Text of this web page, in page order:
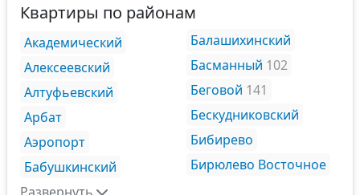
Квартиры по районам
Академический
Алексеевский
Алтуфьевский
Арбат
Аэропорт
Бабушкинский
Балашихинский
Басманный 102
Беговой 141
Бескудниковский
Бибирево
Бирюлево Восточное